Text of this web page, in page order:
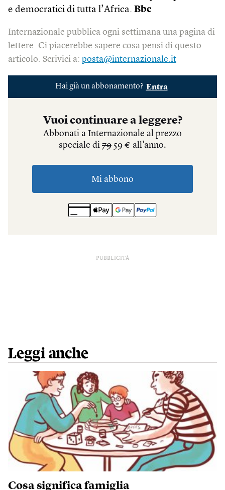
e democratici di tutta l’Africa. Bbc
Internazionale pubblica ogni settimana una pagina di
lettere. Ci piacerebbe sapere cosa pensi di questo
articolo. Scrivici a: posta@internazionale.it
PUBBLICITÀ
Leggi anche
Cosa significa famiglia